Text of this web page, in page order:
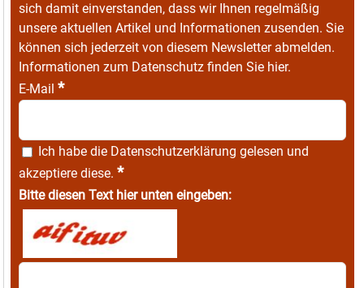
sich damit einverstanden, dass wir Ihnen regelmäßig
unsere aktuellen Artikel und Informationen zusenden. Sie
können sich jederzeit von diesem Newsletter abmelden.
Informationen zum Datenschutz finden Sie hier.
E-Mail *
Ich habe die Datenschutzerklärung gelesen und
akzeptiere diese. *
Bitte diesen Text hier unten eingeben: